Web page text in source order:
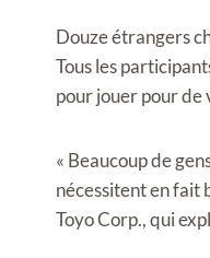
Douze étrangers
Tous les
pour jouer pour de
« Beaucoup de
nécessitent en fait
Toyo Corp., qui